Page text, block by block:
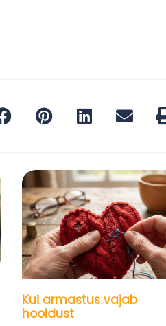
Kui armastus vajab
hooldust